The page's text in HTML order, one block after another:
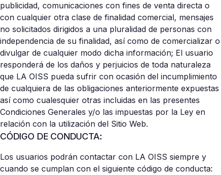
publicidad, comunicaciones con fines de venta directa o
con cualquier otra clase de finalidad comercial, mensajes
no solicitados dirigidos a una pluralidad de personas con
independencia de su finalidad, así como de comercializar o
divulgar de cualquier modo dicha información; El usuario
responderá de los daños y perjuicios de toda naturaleza
que LA OISS pueda sufrir con ocasión del incumplimiento
de cualquiera de las obligaciones anteriormente expuestas
así como cualesquier otras incluidas en las presentes
Condiciones Generales y/o las impuestas por la Ley en
relación con la utilización del Sitio Web.
CÓDIGO DE CONDUCTA:
L​os usuarios podrán contactar con LA OISS siempre y
cuando se cumplan con el siguiente código de conducta: